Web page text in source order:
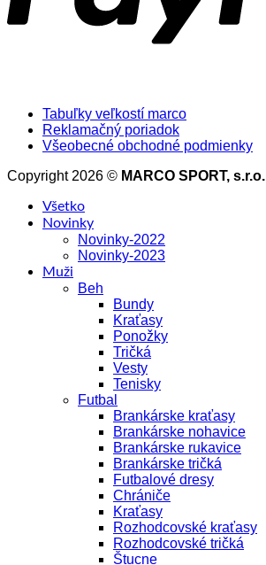
Tabuľky veľkostí marco
Reklamačný poriadok
Všeobecné obchodné podmienky
Copyright 2026 © MARCO SPORT, s.r.o.
Všetko
Novinky
Novinky-2022
Novinky-2023
Muži
Beh
Bundy
Kraťasy
Ponožky
Tričká
Vesty
Tenisky
Futbal
Brankárske kraťasy
Brankárske nohavice
Brankárske rukavice
Brankárske tričká
Futbalové dresy
Chrániče
Kraťasy
Rozhodcovské kraťasy
Rozhodcovské tričká
Štucne